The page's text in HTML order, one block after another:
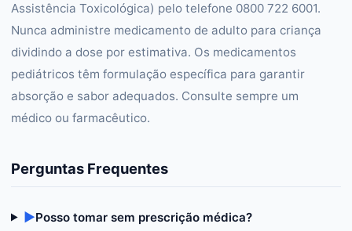
Assistência Toxicológica) pelo telefone 0800 722 6001.
Nunca administre medicamento de adulto para criança
dividindo a dose por estimativa. Os medicamentos
pediátricos têm formulação específica para garantir
absorção e sabor adequados. Consulte sempre um
médico ou farmacêutico.
Perguntas Frequentes
▶Posso tomar sem prescrição médica?